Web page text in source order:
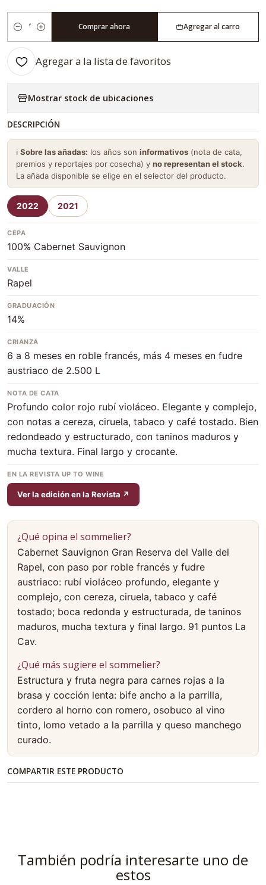
Cantidad
Agregar al carro
Comprar ahora
Agregar a la lista de favoritos
Mostrar stock de ubicaciones
DESCRIPCIÓN
ℹ️ Sobre las añadas: los años son informativos (nota de cata,
premios y reportajes por cosecha) y no representan el stock.
La añada disponible se elige en el selector del producto.
2022 2021
CEPA
100% Cabernet Sauvignon
VALLE
Rapel
GRADUACIÓN
14%
CRIANZA
6 a 8 meses en roble francés, más 4 meses en fudre
austriaco de 2.500 L
NOTA DE CATA
Profundo color rojo rubí violáceo. Elegante y complejo,
con notas a cereza, ciruela, tabaco y café tostado. Bien
redondeado y estructurado, con taninos maduros y
mucha textura. Final largo y crocante.
EN LA REVISTA UP TO WINE
Ver la edición en la Revista ↗
¿Qué opina el sommelier?
Cabernet Sauvignon Gran Reserva del Valle del
Rapel, con paso por roble francés y fudre
austriaco: rubí violáceo profundo, elegante y
complejo, con cereza, ciruela, tabaco y café
tostado; boca redonda y estructurada, de taninos
maduros, mucha textura y final largo. 91 puntos La
Cav.
¿Qué más sugiere el sommelier?
Estructura y fruta negra para carnes rojas a la
brasa y cocción lenta: bife ancho a la parrilla,
cordero al horno con romero, osobuco al vino
tinto, lomo vetado a la parrilla y queso manchego
curado.
COMPARTIR ESTE PRODUCTO
También podría interesarte uno de
estos